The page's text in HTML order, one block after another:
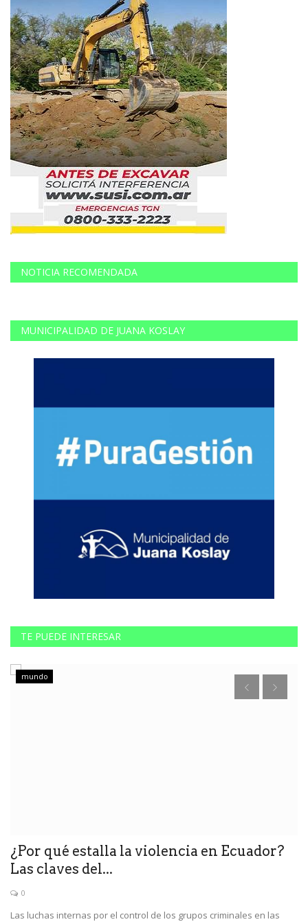
NOTICIA RECOMENDADA
MUNICIPALIDAD DE JUANA KOSLAY
TE PUEDE INTERESAR
mundo
¿Por qué estalla la violencia en Ecuador?
Las claves del...
0
Las luchas internas por el control de los grupos criminales en las